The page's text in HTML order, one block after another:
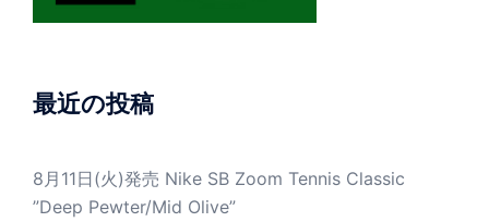
最近の投稿
8月11日(火)発売 Nike SB Zoom Tennis Classic
”Deep Pewter/Mid Olive”